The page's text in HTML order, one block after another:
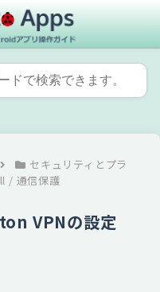
セキュリティとプラ
/ 通信保護
VPNの設定